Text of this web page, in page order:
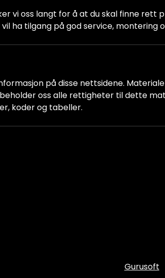
vi oss langt for å at du skal finne rett
ha tilgang på god service, montering
på disse nettsidene.
oss alle rettigheter til dette
koder og tabeller.
Gurusoft